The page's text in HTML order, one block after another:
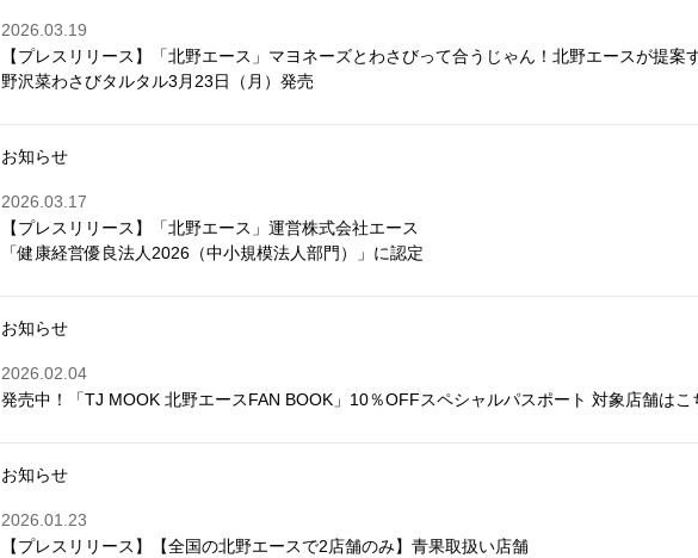
2026.03.19
【プレスリリース】「北野エース」マヨネーズとわさびって合うじゃん！北野エースが提案
野沢菜わさびタルタル3月23日（月）発売
お知らせ
2026.03.17
【プレスリリース】「北野エース」運営株式会社エース
「健康経営優良法人2026（中小規模法人部門）」に認定
お知らせ
2026.02.04
発売中！「TJ MOOK 北野エースFAN BOOK」10％OFFスペシャルパスポート 対象店舗はこ
お知らせ
2026.01.23
【プレスリリース】【全国の北野エースで2店舗のみ】青果取扱い店舗